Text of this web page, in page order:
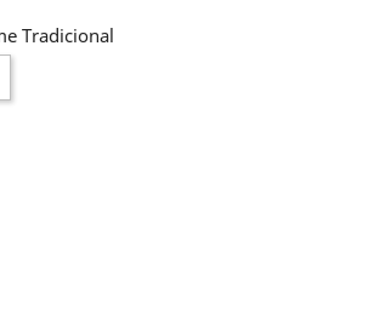
Tradicional